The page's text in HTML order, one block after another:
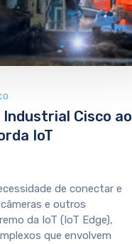
Industrial Cisco ao
IoT
de conectar e
e outros
da IoT (IoT Edge),
que envolvem